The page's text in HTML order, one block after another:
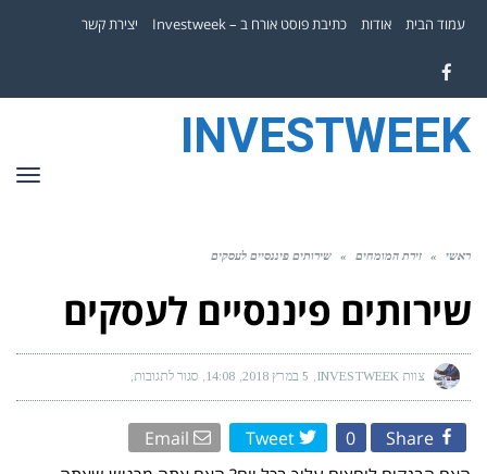
עמוד הבית אודות כתיבת פוסט אורח ב – Investweek יצירת קשר
Facebook
INVESTWEEK
ראשי » זירת המומחים » שירותים פיננסיים לעסקים
שירותים פיננסיים לעסקים
צוות INVESTWEEK 5 במרץ 2018 14:08 סגור לתגובותעל
פיננסיים
Share
0
Tweet
Email